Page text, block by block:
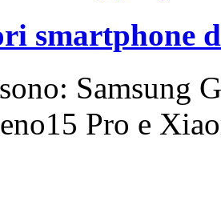
smartphone
Samsung
Pro e